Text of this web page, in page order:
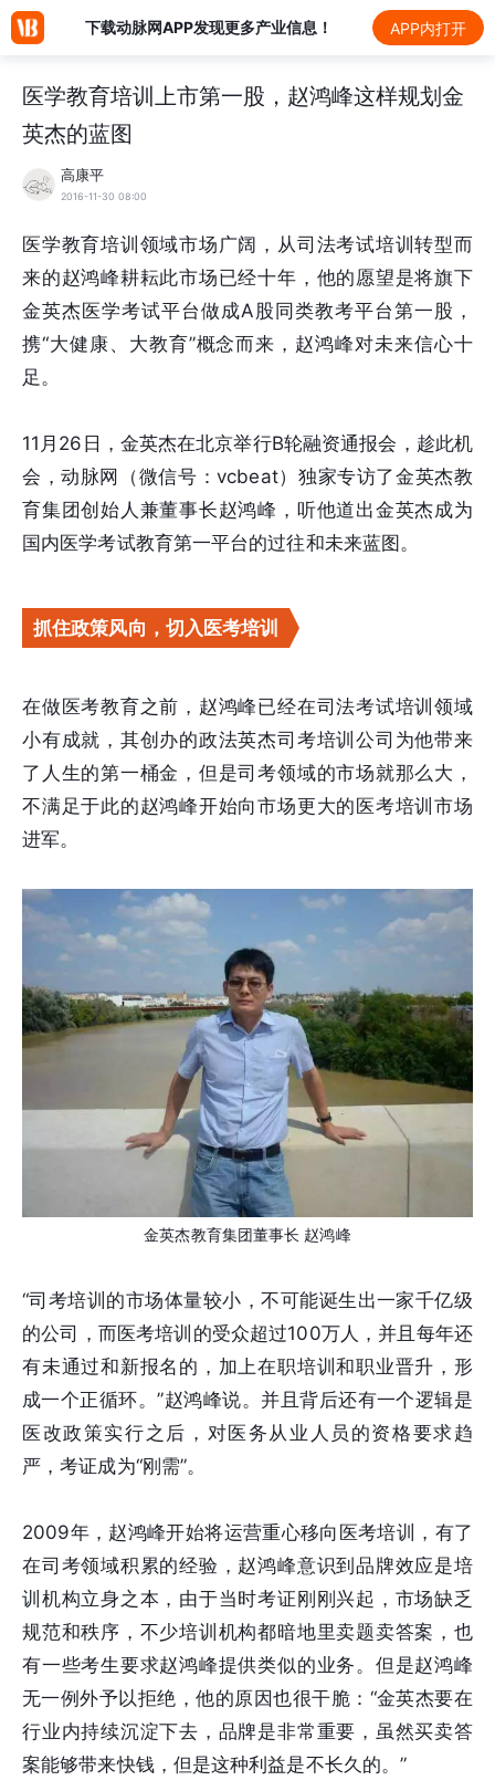
下载动脉网APP发现更多产业信息！ APP内打开
医学教育培训上市第一股，赵鸿峰这样规划金
英杰的蓝图
高康平
2016-11-30 08:00
医学教育培训领域市场广阔，从司法考试培训转型而
来的赵鸿峰耕耘此市场已经十年，他的愿望是将旗下
金英杰医学考试平台做成A股同类教考平台第一股，
携“大健康、大教育”概念而来，赵鸿峰对未来信心十
足。
11月26日，金英杰在北京举行B轮融资通报会，趁此机
会，动脉网（微信号：vcbeat）独家专访了金英杰教
育集团创始人兼董事长赵鸿峰，听他道出金英杰成为
国内医学考试教育第一平台的过往和未来蓝图。
抓住政策风向，切入医考培训
在做医考教育之前，赵鸿峰已经在司法考试培训领域
小有成就，其创办的政法英杰司考培训公司为他带来
了人生的第一桶金，但是司考领域的市场就那么大，
不满足于此的赵鸿峰开始向市场更大的医考培训市场
进军。
金英杰教育集团董事长 赵鸿峰
“司考培训的市场体量较小，不可能诞生出一家千亿级
的公司，而医考培训的受众超过100万人，并且每年还
有未通过和新报名的，加上在职培训和职业晋升，形
成一个正循环。”赵鸿峰说。并且背后还有一个逻辑是
医改政策实行之后，对医务从业人员的资格要求趋
严，考证成为“刚需”。
2009年，赵鸿峰开始将运营重心移向医考培训，有了
在司考领域积累的经验，赵鸿峰意识到品牌效应是培
训机构立身之本，由于当时考证刚刚兴起，市场缺乏
规范和秩序，不少培训机构都暗地里卖题卖答案，也
有一些考生要求赵鸿峰提供类似的业务。但是赵鸿峰
无一例外予以拒绝，他的原因也很干脆：“金英杰要在
行业内持续沉淀下去，品牌是非常重要，虽然买卖答
案能够带来快钱，但是这种利益是不长久的。”